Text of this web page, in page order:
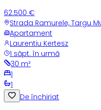
62.500 €
Strada Ramurele, Targu
Apartament
Laurentiu Kertesz
1 săpt. în urmă
30 m²
1
1
De închiriat